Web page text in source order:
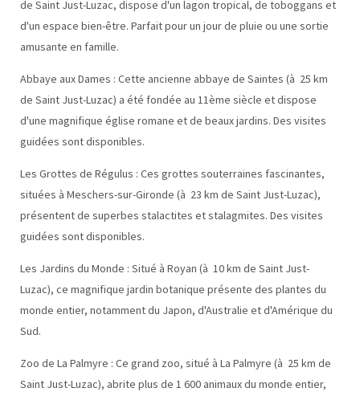
de Saint Just-Luzac, dispose d'un lagon tropical, de toboggans et
d'un espace bien-être. Parfait pour un jour de pluie ou une sortie
amusante en famille.
Abbaye aux Dames : Cette ancienne abbaye de Saintes (à 25 km
de Saint Just-Luzac) a été fondée au 11ème siècle et dispose
d'une magnifique église romane et de beaux jardins. Des visites
guidées sont disponibles.
Les Grottes de Régulus : Ces grottes souterraines fascinantes,
situées à Meschers-sur-Gironde (à 23 km de Saint Just-Luzac),
présentent de superbes stalactites et stalagmites. Des visites
guidées sont disponibles.
Les Jardins du Monde : Situé à Royan (à 10 km de Saint Just-
Luzac), ce magnifique jardin botanique présente des plantes du
monde entier, notamment du Japon, d'Australie et d'Amérique du
Sud.
Zoo de La Palmyre : Ce grand zoo, situé à La Palmyre (à 25 km de
Saint Just-Luzac), abrite plus de 1 600 animaux du monde entier,